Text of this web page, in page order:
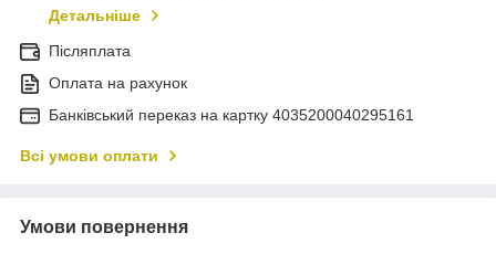
Детальніше
Післяплата
Оплата на рахунок
Банківський переказ на картку 4035200040295161
Всі умови оплати
Умови повернення